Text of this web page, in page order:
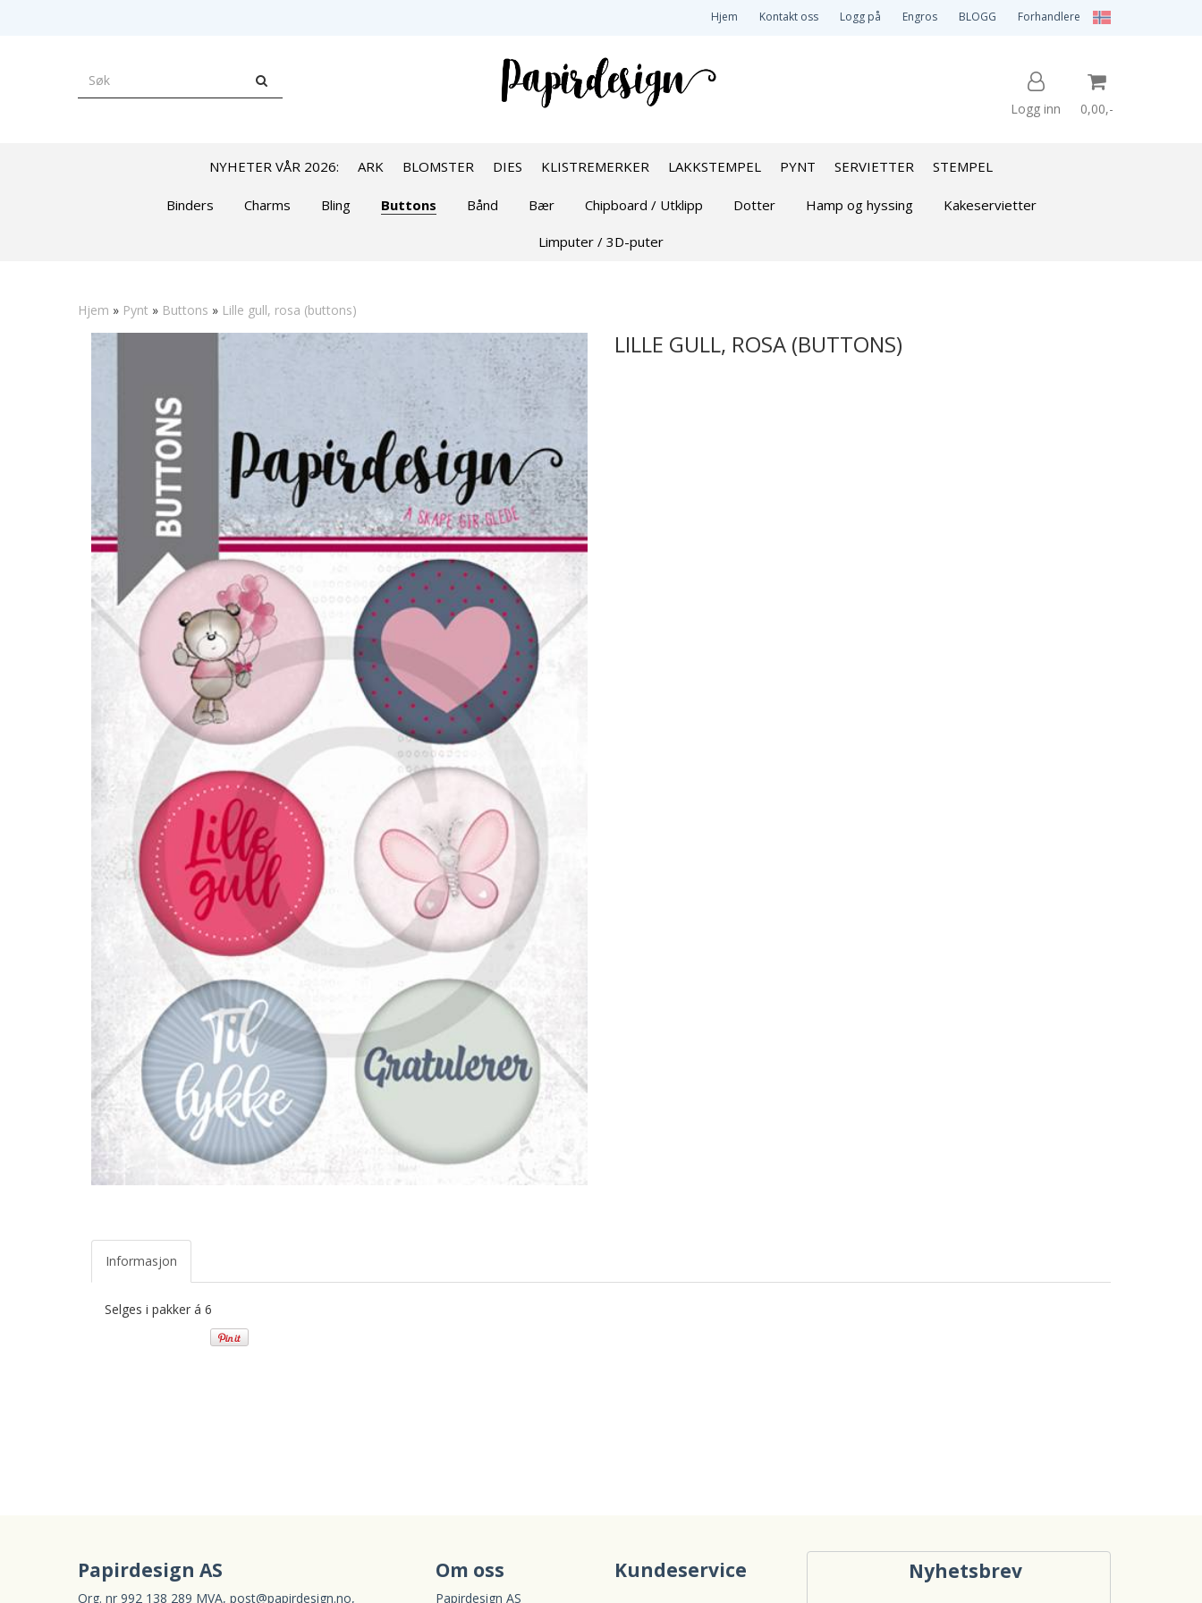
Hjem Kontakt oss Logg på Engros BLOGG Forhandlere
Logg inn 0,00,-
NYHETER VÅR 2026: ARK BLOMSTER DIES KLISTREMERKER LAKKSTEMPEL PYNT SERVIETTER STEMPEL
Binders Charms Bling Buttons Bånd Bær Chipboard / Utklipp Dotter Hamp og hyssing Kakeservietter
Limputer / 3D-puter
Hjem » Pynt » Buttons » Lille gull, rosa (buttons)
LILLE GULL, ROSA (BUTTONS)
Informasjon
Selges i pakker á 6
Papirdesign AS
Org. nr 992 138 289 MVA, post@papirdesign.no,
Om oss
Papirdesign AS
Kundeservice Nyhetsbrev